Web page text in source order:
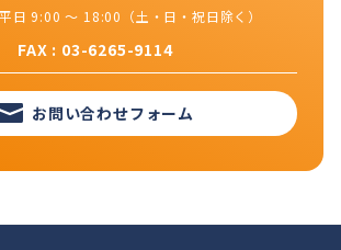
日 9:00 ～ 18:00（土・日・祝日除く）
FAX : 03-6265-9114
お問い合わせフォーム